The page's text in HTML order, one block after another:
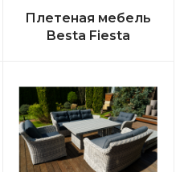
Плетеная мебель
Besta Fiesta